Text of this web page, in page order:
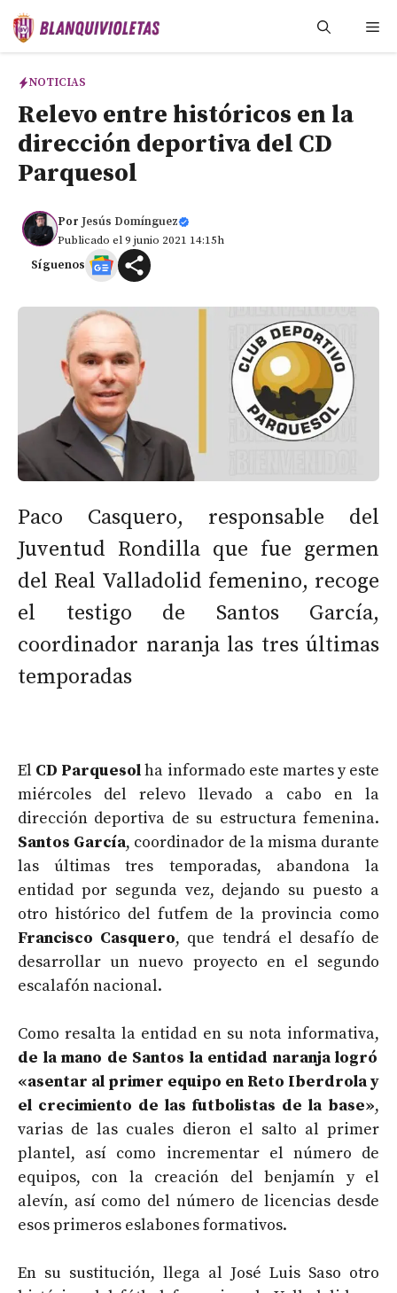
Saltar
NOTICIAS
Relevo entre históricos en la
dirección deportiva del CD
Parquesol
Por Jesús Domínguez
Publicado el 9 junio 2021 14:15h
Síguenos
Paco Casquero, responsable del
Juventud Rondilla que fue germen
del Real Valladolid femenino, recoge
el testigo de Santos García,
coordinador naranja las tres últimas
temporadas
El CD Parquesolha informado este martes y este
miércoles del relevo llevado a cabo en la
dirección deportiva de su estructura femenina.
Santos García, coordinador de la misma durante
las últimas tres temporadas, abandona la
entidad por segunda vez, dejando su puesto a
otro histórico del futfem de la provincia como
Francisco Casquero, que tendrá el desafío de
desarrollar un nuevo proyecto en el segundo
escalafón nacional.
Como resalta la entidad en su nota informativa,
de la mano de Santos la entidad naranja logró
«asentar al primer equipo en Reto Iberdrola y
el crecimiento de las futbolistas de la base»,
varias de las cuales dieron el salto al primer
plantel, así como incrementar el número de
equipos, con la creación del benjamín y el
alevín, así como del número de licencias desde
esos primeros eslabones formativos.
En su sustitución, llega al José Luis Saso otro